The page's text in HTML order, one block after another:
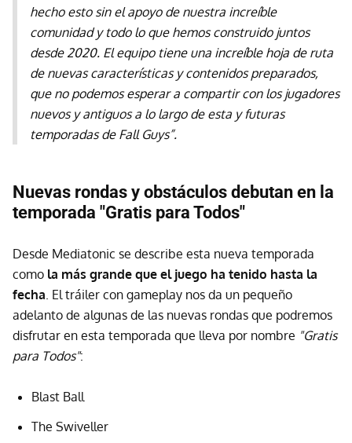
hecho esto sin el apoyo de nuestra increíble
comunidad y todo lo que hemos construido juntos
desde 2020. El equipo tiene una increíble hoja de ruta
de nuevas características y contenidos preparados,
que no podemos esperar a compartir con los jugadores
nuevos y antiguos a lo largo de esta y futuras
temporadas de Fall Guys”.
Nuevas rondas y obstáculos debutan en la
temporada "Gratis para Todos"
Desde Mediatonic se describe esta nueva temporada
como la más grande que el juego ha tenido hasta la
fecha . El tráiler con gameplay nos da un pequeño
adelanto de algunas de las nuevas rondas que podremos
disfrutar en esta temporada que lleva por nombre "Gratis
para Todos":
Blast Ball
The Swiveller